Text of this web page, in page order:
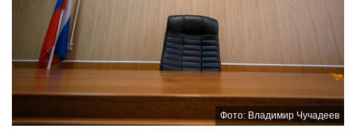
Фото: Владимир Чучадеев